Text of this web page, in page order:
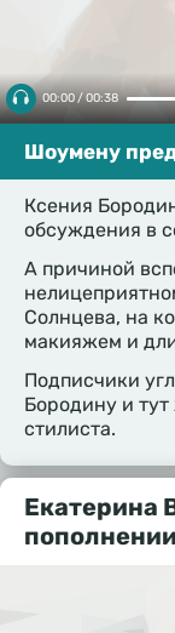
00:00 / 00:38
Шоумену
Ксения
обсуждения в
А причиной
Солнцева, на
макияжем и
Подписчики
Бородину и тут
стилиста.
Екатерина